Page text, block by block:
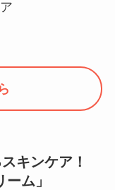
キンケア！
ム」